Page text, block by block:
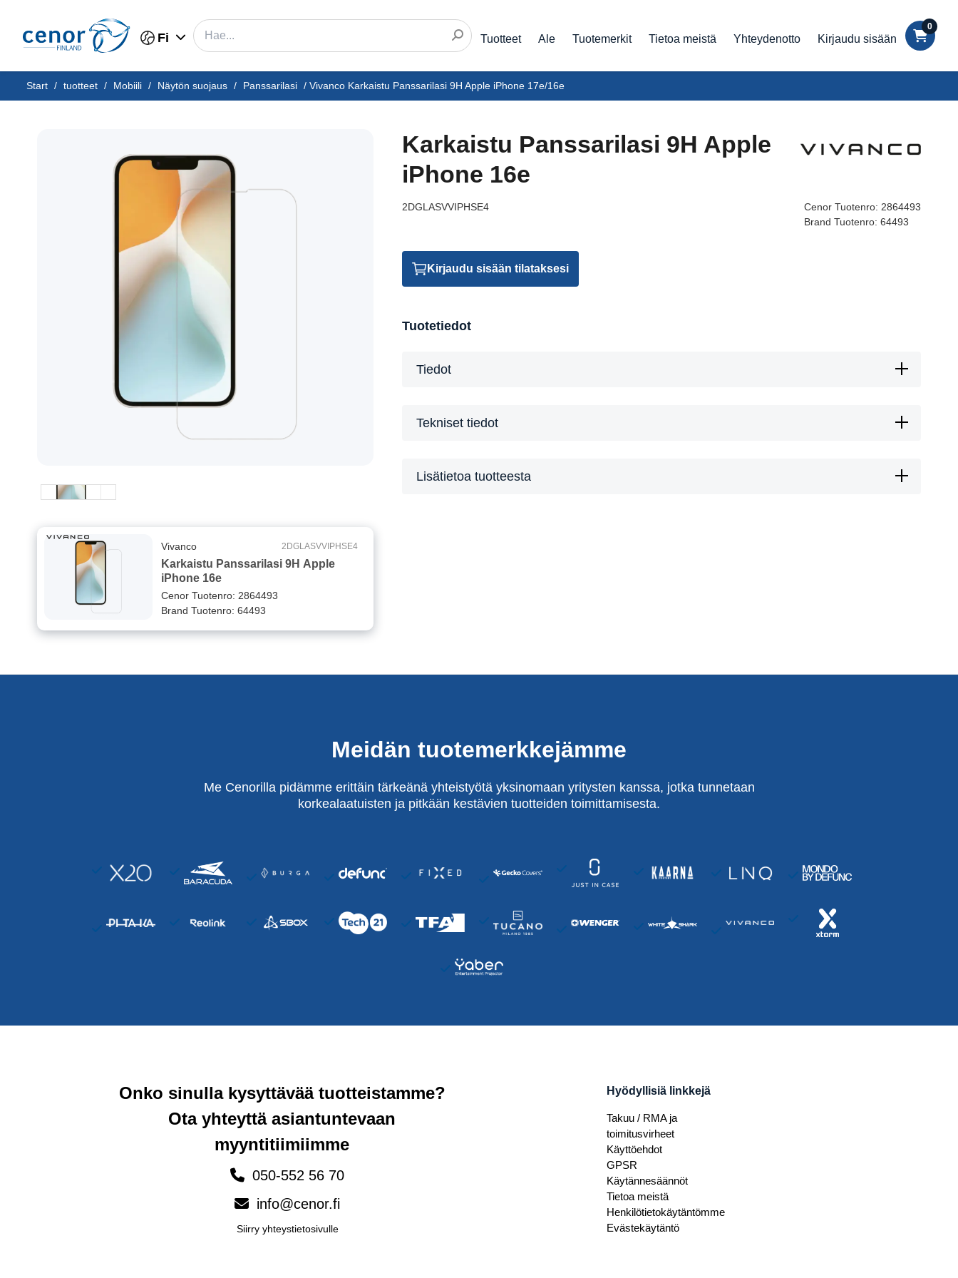
Fi Tuotteet Ale Tuotemerkit Tietoa meistä Yhteydenotto Kirjaudu sisään
0
Start / tuotteet / Mobiili / Näytön suojaus / Panssarilasi / Vivanco Karkaistu Panssarilasi 9H Apple iPhone 17e/16e
2DGLASVVIPHSE4
Karkaistu Panssarilasi 9H Apple
iPhone 16e
Vivanco
Cenor Tuotenro: 2864493
Brand Tuotenro: 64493
Karkaistu Panssarilasi 9H Apple
iPhone 16e
2DGLASVVIPHSE4 Cenor Tuotenro: 2864493
Brand Tuotenro: 64493
Kirjaudu sisään tilataksesi
Tuotetiedot
Tiedot
Tekniset tiedot
Lisätietoa tuotteesta
Meidän tuotemerkkejämme
Me Cenorilla pidämme erittäin tärkeänä yhteistyötä yksinomaan yritysten kanssa, jotka tunnetaan
korkealaatuisten ja pitkään kestävien tuotteiden toimittamisesta.
Onko sinulla kysyttävää tuotteistamme?
Ota yhteyttä asiantuntevaan
myyntitiimiimme
050-552 56 70
info@cenor.fi
Siirry yhteystietosivulle
Hyödyllisiä linkkejä
Takuu / RMA ja
toimitusvirheet
Käyttöehdot
GPSR
Käytännesäännöt
Tietoa meistä
Henkilötietokäytäntömme
Evästekäytäntö